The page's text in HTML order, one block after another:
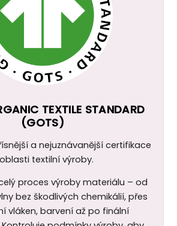
TEXTILE STANDARD
(GOTS)
a nejuznávanější certifikace
textilní výroby.
proces výroby materiálu – od
bez škodlivých chemikálií, přes
vláken, barvení až po finální